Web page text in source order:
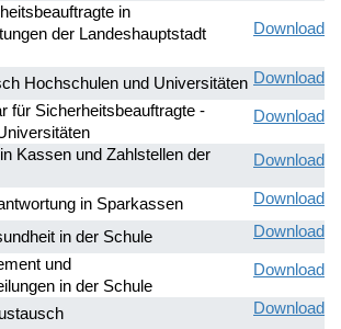
in
der Landeshauptstadt
Download
Hochschulen und Universitäten Download
für Sicherheitsbeauftragte -
Download
Kassen und Zahlstellen der
Download
in Sparkassen Download
in der Schule
Download
und
in der Schule
Download
Download